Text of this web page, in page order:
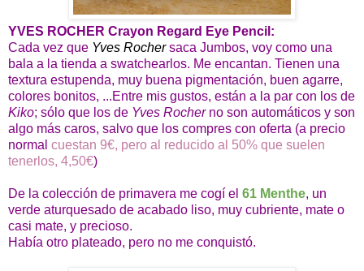
YVES ROCHER Crayon Regard Eye Pencil:
Cada vez que Yves Rochersaca Jumbos, voy como una
bala a la tienda a swatchearlos. Me encantan. Tienen una
textura estupenda, muy buena pigmentación, buen agarre,
colores bonitos, ...Entre mis gustos, están a la par con los de
Kiko; sólo que los de Yves Rocher no son automáticos y son
algo más caros, salvo que los compres con oferta (a precio
normal cuestan 9€, pero al reducido al 50% que suelen
tenerlos, 4,50€)
De la colección de primavera me cogí el 61 Menthe, un
verde aturquesado de acabado liso, muy cubriente, mate o
casi mate, y precioso.
Había otro plateado, pero no me conquistó.